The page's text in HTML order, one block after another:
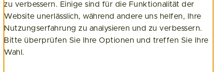
zu verbessern. Einige sind für die Funktionalität der
Website unerlässlich, während andere uns helfen, Ihre
Nutzungserfahrung zu analysieren und zu verbessern.
Bitte überprüfen Sie Ihre Optionen und treffen Sie Ihre
Wahl.